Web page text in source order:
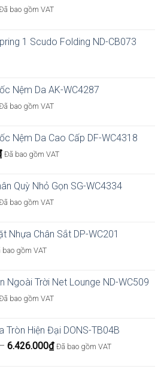
bao gồm VAT
1 Scudo Folding ND-CB073
Nệm Da AK-WC4287
bao gồm VAT
Nệm Da Cao Cấp DF-WC4318
Đã bao gồm VAT
Quỳ Nhỏ Gọn SG-WC4334
bao gồm VAT
Nhựa Chân Sắt DP-WC201
bao gồm VAT
Ngoài Trời Net Lounge ND-WC509
bao gồm VAT
Tròn Hiện Đại DONS-TB04B
– 6.426.000₫Khoảng
Đã bao gồm VAT